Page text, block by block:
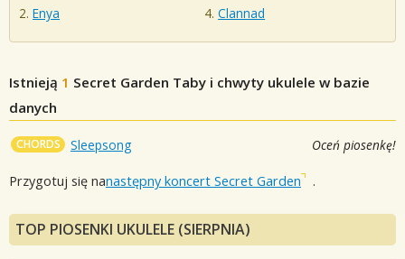
Enya
Clannad
Istnieją 1 Secret Garden Taby i chwyty ukulele w bazie
danych
CHORDS Sleepsong Oceń piosenkę!
Przygotuj się nanastępny koncert Secret Garden .
TOP PIOSENKI UKULELE (SIERPNIA)